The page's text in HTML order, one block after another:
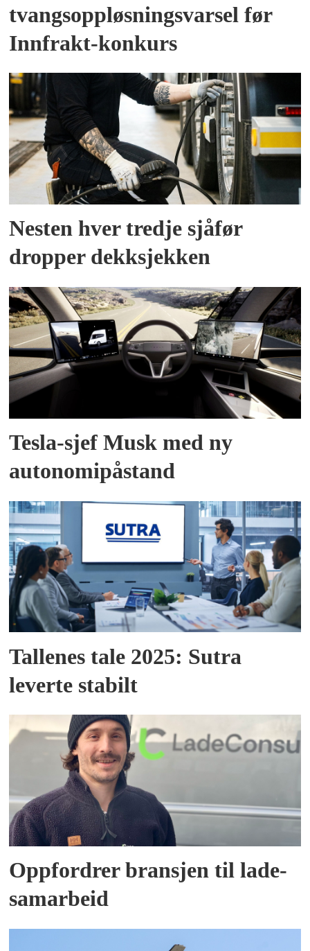
tvangsoppløsningsvarsel før
Innfrakt-konkurs
Nesten hver tredje sjåfør
dropper dekksjekken
Tesla-sjef Musk med ny
autonomipåstand
Tallenes tale 2025: Sutra
leverte stabilt
Oppfordrer bransjen til lade-
samarbeid